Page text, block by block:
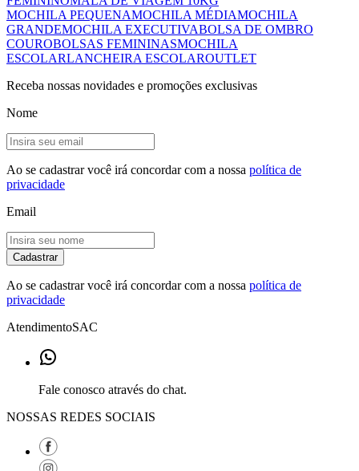
MOCHILA PEQUENAMOCHILA MÉDIAMOCHILA
GRANDEMOCHILA EXECUTIVABOLSA DE OMBRO
COUROBOLSAS FEMININASMOCHILA
ESCOLARLANCHEIRA ESCOLAROUTLET
Receba nossas novidades e promoções exclusivas
Nome
Ao se cadastrar você irá concordar com a nossa política de
privacidade
Email
Cadastrar
Ao se cadastrar você irá concordar com a nossa política de
privacidade
AtendimentoSAC
Fale conosco através do chat.
NOSSAS REDES SOCIAIS